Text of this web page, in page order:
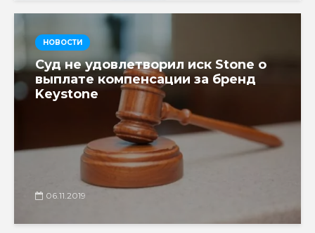
НОВОСТИ
Суд не удовлетворил иск Stone о
выплате компенсации за бренд
Keystone
06.11.2019